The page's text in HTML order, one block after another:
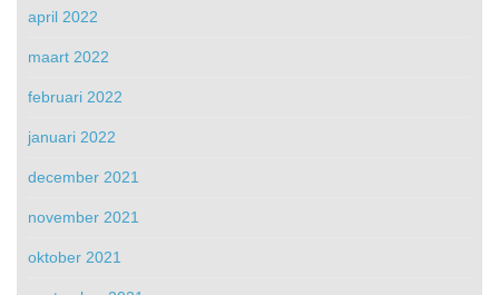
april 2022
maart 2022
februari 2022
januari 2022
december 2021
november 2021
oktober 2021